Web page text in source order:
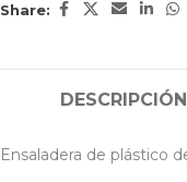
Share:
DESCRIPCIÓN
Ensaladera de plástico